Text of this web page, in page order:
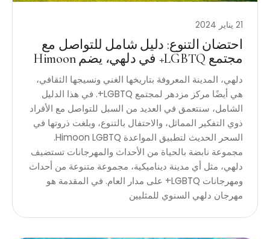
21 يناير 2024
احتضان التنوع: دليل شامل للتواصل مع
مجتمع LGBTQ+ في دلهي، يضم Himoon
دلهي، المدينة المعروفة بتاريخها الغني ونسيجها الثقافي،
هي أيضًا مركز مزدهر لمجتمع LGBTQ+. في هذا الدليل
الشامل، سنتعمق في العديد من السبل للتواصل مع الأفراد
ذوي التفكير المماثل، والاحتفال بالتنوع، وبلغت ذروتها في
السحر الحديث لتطبيق المواعدة Himoon LGBTQ.
مجموعة نابضة بالحياة من الأحداث والمهرجانات تستضيف
دلهي، مثل أي مدينة ديناميكية، مجموعة متنوعة من أحداث
ومهرجانات LGBTQ+ على مدار العام. في المقدمة هو
مهرجان دلهي السنوي للمثليين